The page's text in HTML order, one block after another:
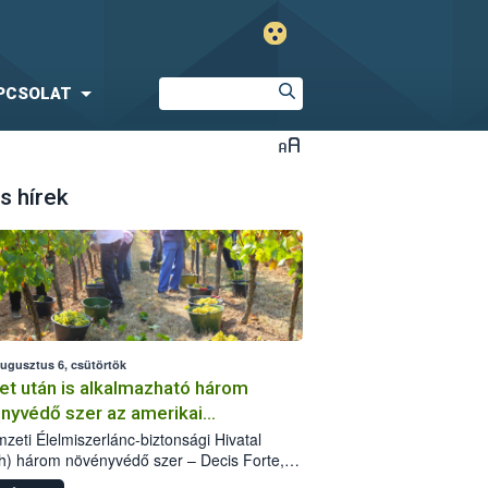
hírek
6, csütörtök
után is alkalmazható három
szer az amerikai
ellen
Élelmiszerlánc-biztonsági Hivatal
három növényvédő szer – Decis Forte,
24 EW, Oroganic – engedélyokiratát